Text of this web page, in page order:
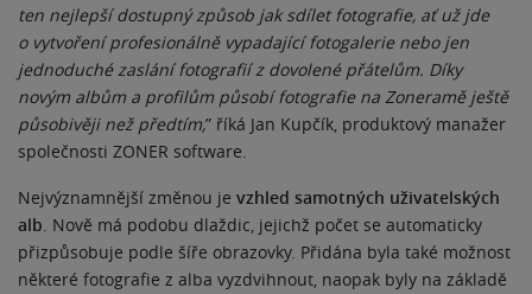
ten nejlepší dostupný způsob jak sdílet fotografie, ať už jde
o vytvoření profesionálně vypadající fotogalerie nebo jen
jednoduché zaslání fotografií z dovolené přátelům. Díky
novým albům a profilům působí fotografie na Zoneramě ještě
působivěji než předtím,” říká Jan Kupčík, produktový manažer
společnosti ZONER software.
Nejvýznamnější změnou je vzhled samotných uživatelských
alb. Nově má podobu dlaždic, jejichž počet se automaticky
přizpůsobuje podle šíře obrazovky. Přidána byla také možnost
některé fotografie z alba vyzdvihnout, naopak byly na základě